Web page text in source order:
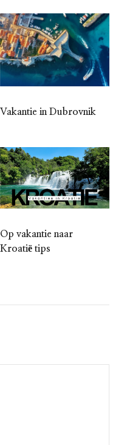
Vakantie in Dubrovnik
Op vakantie naar
Kroatië tips